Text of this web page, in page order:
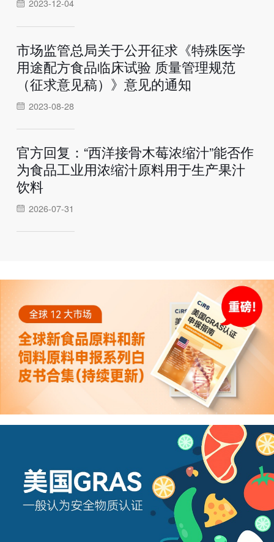
2023-12-04
市场监管总局关于公开征求《特殊医学
用途配方食品临床试验 质量管理规范
（征求意见稿）》意见的通知
2023-08-28
官方回复：“西洋接骨木莓浓缩汁”能否作
为食品工业用浓缩汁原料用于生产果汁
饮料
2026-07-31